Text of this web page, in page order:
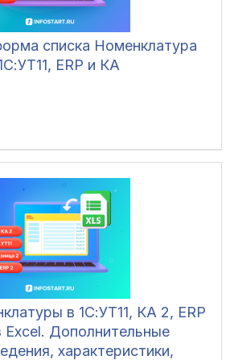
списка Номенклатура
ERP и КА
в 1С:УТ11, КА 2, ERP
Excel. Дополнительные
характеристики,